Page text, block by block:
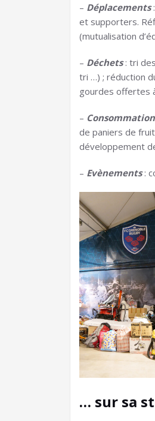
– Déplacements
et supporters.
(mutualisation
– Déchets: tri
tri …) ; réduction
gourdes offertes
– Consommation
de paniers de
développement
– Evènements:
… sur sa